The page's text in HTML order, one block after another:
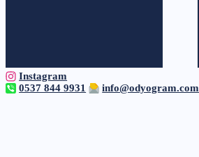
Instagram
0537 844 9931
info@odyogram.com